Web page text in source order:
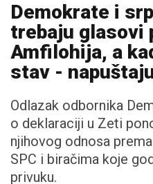
Demokrate i
trebaju glasovi
Amfilohija, a
stav -
Odlazak odbornika
o deklaraciji u Zeti
njihovog odnosa
SPC i biračima koje
privuku.